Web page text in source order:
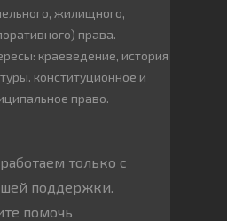
жилищного,
права.
краеведение, история
конституционное и
право.
только с
поддержки.
помочь